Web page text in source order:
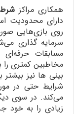
همکاری مراکز
دارای محدودیت
روی بازی‌هایی
سرمایه گذاری
مسابقات
مخاطبین کمتری
بینی ها نیز
شرایط حتی در
می‌کند. در سوی
زیادی را به خود